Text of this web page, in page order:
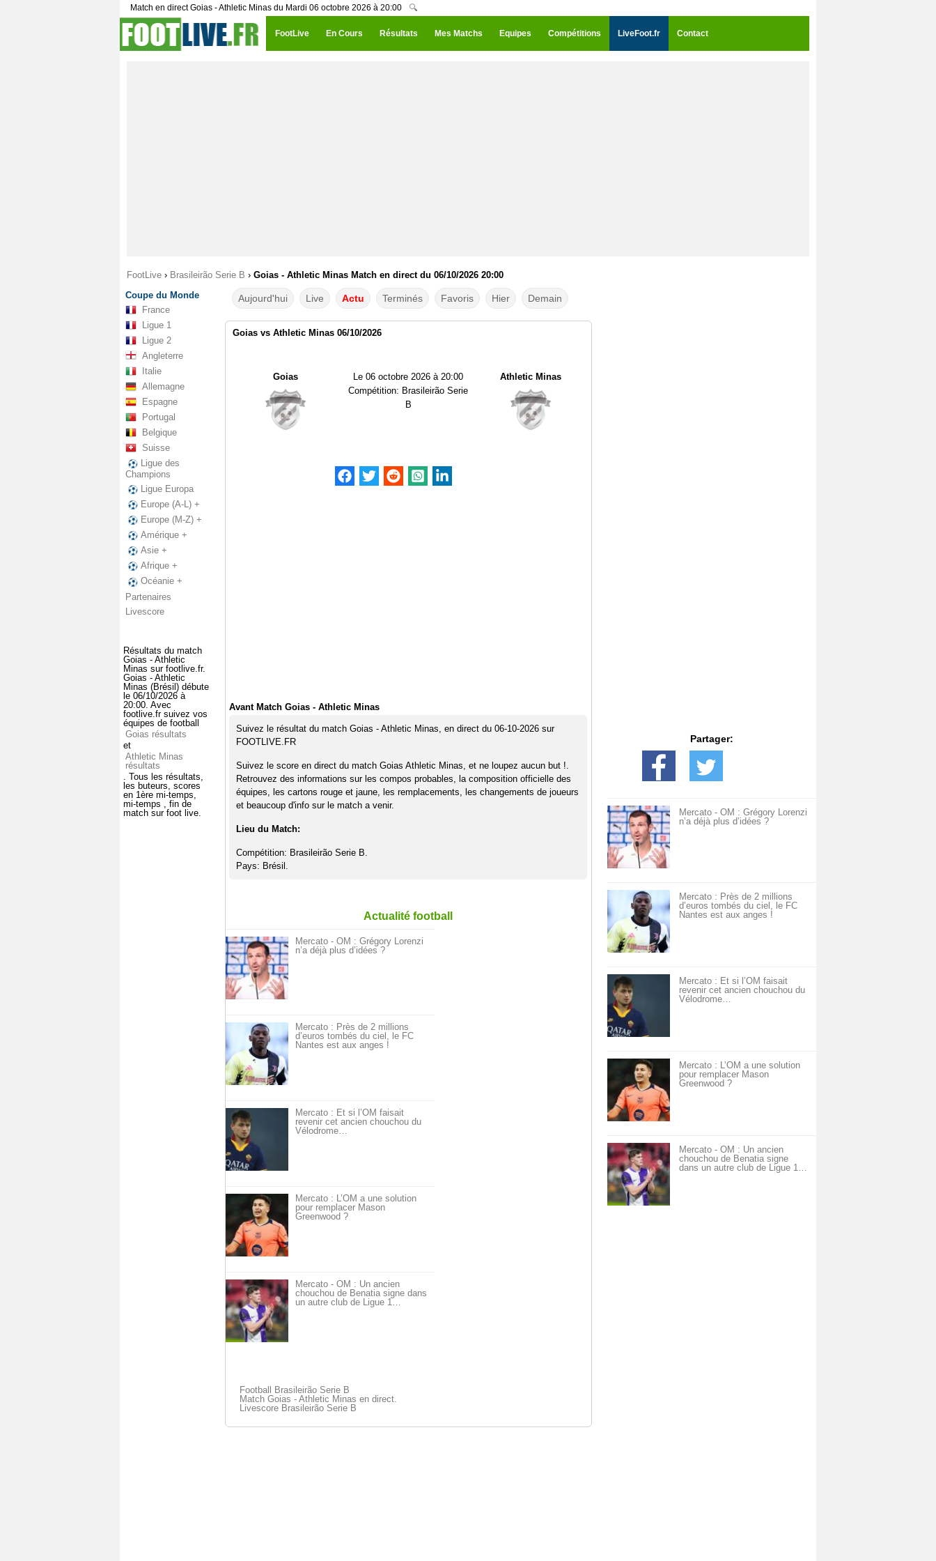
Match en direct Goias - Athletic Minas du Mardi 06 octobre 2026 à 20:00 🔍
FootLive En Cours Résultats Mes Matchs Equipes Compétitions LiveFoot.fr Contact
FootLive › Brasileirão Serie B › Goias - Athletic Minas Match en direct du 06/10/2026 20:00
Coupe du Monde
France
Ligue 1
Ligue 2
Angleterre
Italie
Allemagne
Espagne
Portugal
Belgique
Suisse
Ligue des
Champions
Ligue Europa
Europe (A-L) +
Europe (M-Z) +
Amérique +
Asie +
Afrique +
Océanie +
Partenaires
Livescore
Résultats du match
Goias - Athletic
Minas sur footlive.fr.
Goias - Athletic
Minas (Brésil) débute
le 06/10/2026 à
20:00. Avec
footlive.fr suivez vos
équipes de football
Goias résultats
et
Athletic Minas
résultats
. Tous les résultats,
les buteurs, scores
en 1ère mi-temps,
mi-temps , fin de
match sur foot live.
Aujourd'hui Live Actu Terminés Favoris Hier Demain
Goias vs Athletic Minas 06/10/2026
Goias Le 06 octobre 2026 à 20:00
Compétition: Brasileirão Serie
B
Athletic Minas
Avant Match Goias - Athletic Minas
Suivez le résultat du match Goias - Athletic Minas, en direct du 06-10-2026 sur
FOOTLIVE.FR
Suivez le score en direct du match Goias Athletic Minas, et ne loupez aucun but !.
Retrouvez des informations sur les compos probables, la composition officielle des
équipes, les cartons rouge et jaune, les remplacements, les changements de joueurs
et beaucoup d'info sur le match a venir.
Lieu du Match:
Compétition: Brasileirão Serie B.
Pays: Brésil.
Actualité football
Mercato - OM : Grégory Lorenzi
n’a déjà plus d’idées ?
Mercato : Près de 2 millions
d’euros tombés du ciel, le FC
Nantes est aux anges !
Mercato : Et si l’OM faisait
revenir cet ancien chouchou du
Vélodrome…
Mercato : L’OM a une solution
pour remplacer Mason
Greenwood ?
Mercato - OM : Un ancien
chouchou de Benatia signe dans
un autre club de Ligue 1…
Football Brasileirão Serie B
Match Goias - Athletic Minas en direct.
Livescore Brasileirão Serie B
Partager:
Mercato - OM : Grégory Lorenzi
n’a déjà plus d’idées ?
Mercato : Près de 2 millions
d’euros tombés du ciel, le FC
Nantes est aux anges !
Mercato : Et si l’OM faisait
revenir cet ancien chouchou du
Vélodrome…
Mercato : L’OM a une solution
pour remplacer Mason
Greenwood ?
Mercato - OM : Un ancien
chouchou de Benatia signe
dans un autre club de Ligue 1…